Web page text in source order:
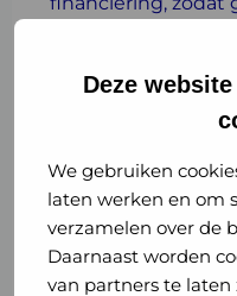
Deze
We gebruiken
laten werken en om
verzamelen over de
Daarnaast worden
van partners te laten
zijn te investeren
infrastructuur,
van de andere
De door het
geschetste
op de actie- en